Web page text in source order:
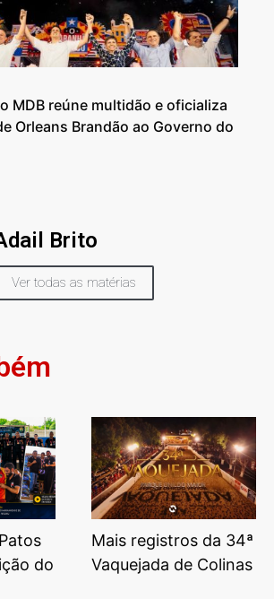
MDB reúne multidão e oficializa
Orleans Brandão ao Governo do
Brito
Ver todas as matérias
do
Mais registros da 34ª
Vaquejada de Colinas